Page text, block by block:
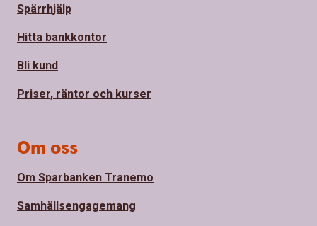
Spärrhjälp
Hitta bankkontor
Bli kund
Priser, räntor och kurser
Om oss
Om Sparbanken Tranemo
Samhällsengagemang